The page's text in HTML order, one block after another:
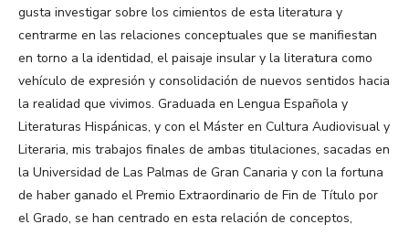
gusta investigar sobre los cimientos de esta literatura y
centrarme en las relaciones conceptuales que se manifiestan
en torno a la identidad, el paisaje insular y la literatura como
vehículo de expresión y consolidación de nuevos sentidos hacia
la realidad que vivimos. Graduada en Lengua Española y
Literaturas Hispánicas, y con el Máster en Cultura Audiovisual y
Literaria, mis trabajos finales de ambas titulaciones, sacadas en
la Universidad de Las Palmas de Gran Canaria y con la fortuna
de haber ganado el Premio Extraordinario de Fin de Título por
el Grado, se han centrado en esta relación de conceptos,